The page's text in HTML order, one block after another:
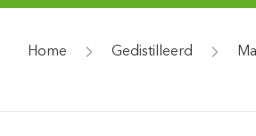
Home Gedistilleerd